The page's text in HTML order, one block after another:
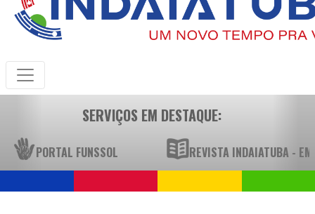
SERVIÇOS EM DESTAQUE:
PORTAL FUNSSOL REVISTA INDAIATUBA -